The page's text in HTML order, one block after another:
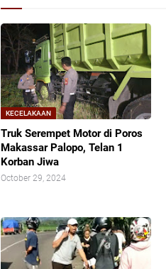
KECELAKAAN
Truk Serempet Motor di Poros
Makassar Palopo, Telan 1
Korban Jiwa
October 29, 2024